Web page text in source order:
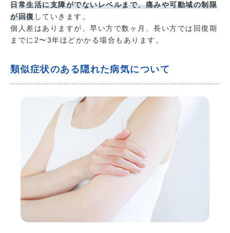
日常生活に支障がでないレベルまで、痛みや可動域の制限
が回復していきます。
個人差はありますが、早い方で数ヶ月、長い方では回復期
までに2〜3年ほどかかる場合もあります。
類似症状のある隠れた病気について